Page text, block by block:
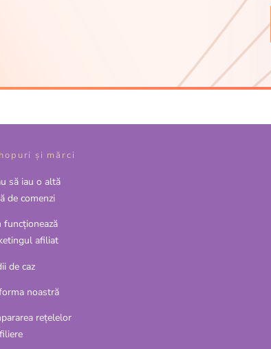
și mărci
să iau o altă
de comenzi
funcționează
afiliat
de caz
noastră
rețelelor